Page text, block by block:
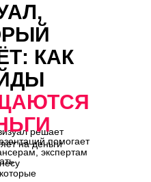
решает
на деньги
КАК
помогает
экспертам